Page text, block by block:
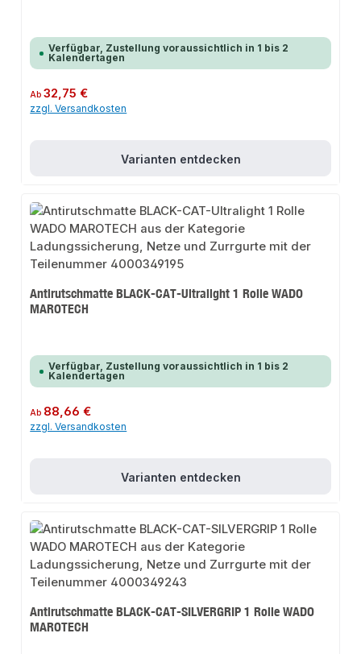
Verfügbar, Zustellung voraussichtlich in 1 bis 2
Kalendertagen
Regulärer Preis:
Ab32,75 €
zzgl. Versandkosten
Varianten entdecken
Antirutschmatte BLACK-CAT-Ultralight 1 Rolle WADO
MAROTECH
Verfügbar, Zustellung voraussichtlich in 1 bis 2
Kalendertagen
Regulärer Preis:
Ab 88,66 €
zzgl. Versandkosten
Varianten entdecken
Antirutschmatte BLACK-CAT-SILVERGRIP 1 Rolle WADO
MAROTECH